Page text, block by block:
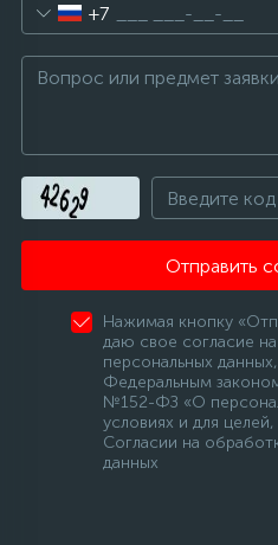
+7
Отправить
Нажимая кнопку
даю свое согласие
персональных
Федеральным
№152-ФЗ «О
условиях и для
Согласии на
данных